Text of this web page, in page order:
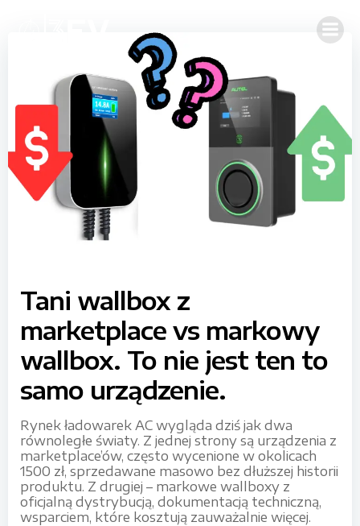
Tani wallbox z
marketplace vs markowy
wallbox. To nie jest ten to
samo urządzenie.
Rynek ładowarek AC wygląda dziś jak dwa
równoległe światy. Z jednej strony są urządzenia z
marketplace’ów, często wycenione w okolicach
1500 zł, sprzedawane masowo bez dłuższej historii
produktu. Z drugiej – markowe wallboxy z
oficjalną dystrybucją, dokumentacją techniczną,
wsparciem, które kosztują zauważalnie więcej.